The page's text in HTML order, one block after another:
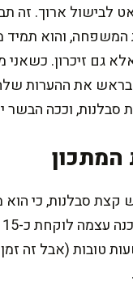
לבישול ארוך. זה
והוא תמיד
גם זיכרון. כשאני
את ההערות
סבלנות, וככה הבשר
קצת סבלנות, כי
לפחות 3 שעות טובות